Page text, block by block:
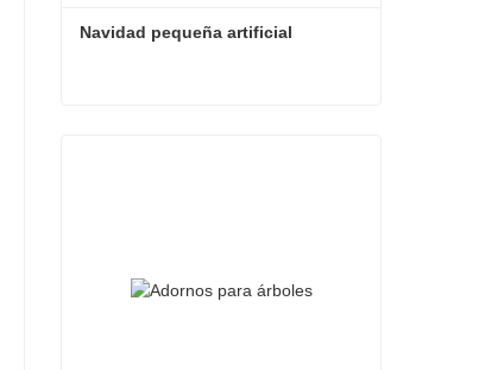
Navidad pequeña artificial